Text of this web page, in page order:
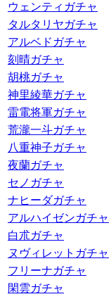
ウェンティガチャ
タルタリヤガチャ
アルベドガチャ
刻晴ガチャ
胡桃ガチャ
神里綾華ガチャ
雷電将軍ガチャ
荒瀧一斗ガチャ
八重神子ガチャ
夜蘭ガチャ
セノガチャ
ナヒーダガチャ
アルハイゼンガチャ
白朮ガチャ
ヌヴィレットガチャ
フリーナガチャ
閑雲ガチャ